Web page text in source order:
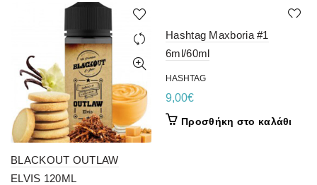
BLACKOUT OUTLAW
ELVIS 120ML
Hashtag Maxboria #1
6ml/60ml
HASHTAG
9,00€
Προσθήκη στο καλάθι